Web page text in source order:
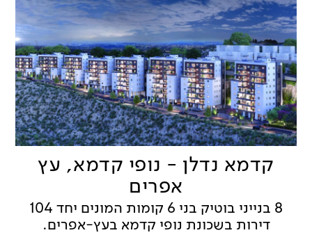
קדמא נדלן - נופי קדמא, עץ
אפרים
8 בנייני בוטיק בני 6 קומות המונים יחד 104
דירות בשכונת נופי קדמא בעץ-אפרים.